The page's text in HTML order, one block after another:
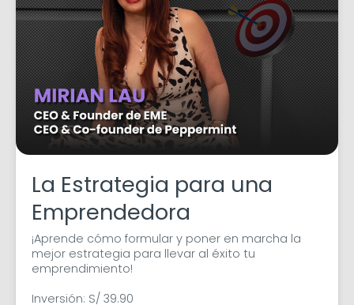
La Estrategia para una
Emprendedora
¡Aprende cómo formular y poner en marcha la
mejor estrategia para llevar al éxito tu
emprendimiento!
Inversión: S/ 39.90